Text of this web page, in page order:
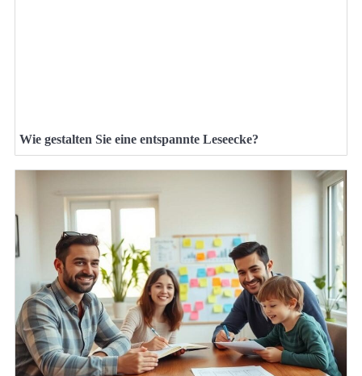
Wie gestalten Sie eine entspannte Leseecke?